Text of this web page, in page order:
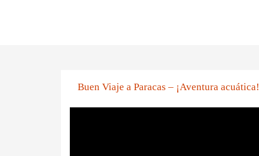
Buen Viaje a Paracas – ¡Aventura acuática!